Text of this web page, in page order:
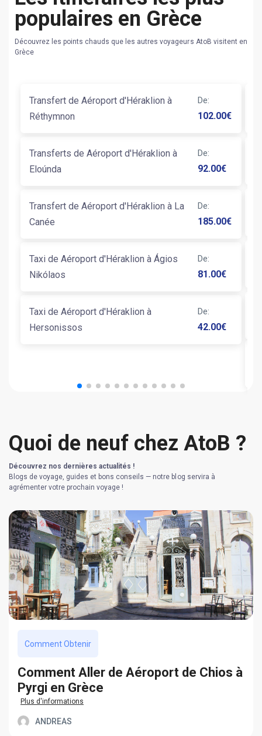
populaires en Grèce
Découvrez les points chauds que les autres voyageurs AtoB visitent en
Grèce
Transfert de Aéroport d'Héraklion à
Réthymnon
De:
102.00€
Transferts de Aéroport d'Héraklion à
Eloúnda
De:
92.00€
Transfert de Aéroport d'Héraklion à La
Canée
De:
185.00€
Taxi de Aéroport d'Héraklion à Ágios
Nikólaos
De:
81.00€
Taxi de Aéroport d'Héraklion à
Hersonissos
De:
42.00€
Quoi de neuf chez AtoB ?
Découvrez nos dernières actualités !
Blogs de voyage, guides et bons conseils — notre blog servira à
agrémenter votre prochain voyage !
Comment Obtenir
Сomment Aller de Aéroport de Chios à
Pyrgi en Grèce
Plus d'informations
ANDREAS